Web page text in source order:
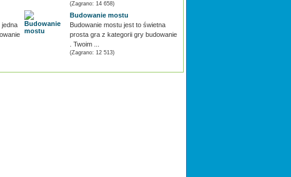
(Zagrano: 14 658)
jedna
Budowanie mostu
Budowanie mostu jest to świetna
prosta gra z kategorii gry budowanie
. Twoim ...
(Zagrano: 12 513)